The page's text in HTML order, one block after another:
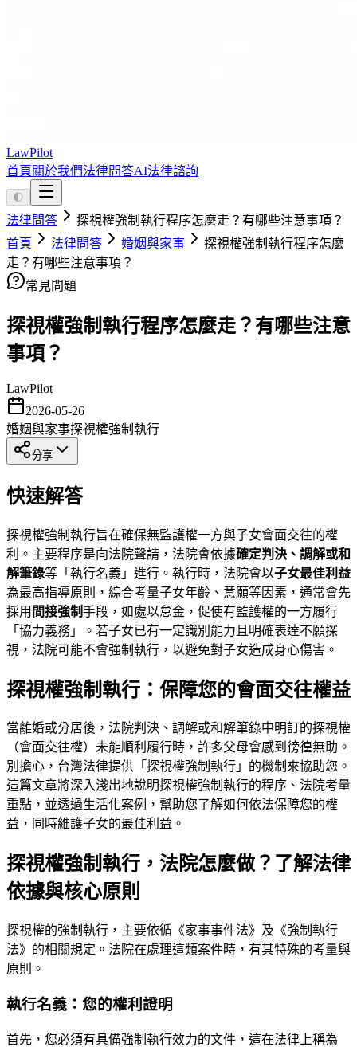
LawPilot
首頁 關於我們法律問答AI法律諮詢
🌓
法律問答
探視權強制執行程序怎麼走？有哪些注意事項？
首頁
法律問答 婚姻與家事
探視權強制執行程序怎麼
走？有哪些注意事項？
常見問題
探視權強制執行程序怎麼走？有哪些注意
事項？
LawPilot
2026-05-26
婚姻與家事探視權強制執行
分享
快速解答
探視權強制執行旨在確保無監護權一方與子女會面交往的權
利。主要程序是向法院聲請，法院會依據確定判決、調解或和
解筆錄等「執行名義」進行。執行時，法院會以子女最佳利益
為最高指導原則，綜合考量子女年齡、意願等因素，通常會先
採用 間接強制手段，如處以怠金，促使有監護權的一方履行
「協力義務」。若子女已有一定識別能力且明確表達不願探
視，法院可能不會強制執行，以避免對子女造成身心傷害。
探視權強制執行：保障您的會面交往權益
當離婚或分居後，法院判決、調解或和解筆錄中明訂的探視權
（會面交往權）未能順利履行時，許多父母會感到徬徨無助。
別擔心，台灣法律提供「探視權強制執行」的機制來協助您。
這篇文章將深入淺出地說明探視權強制執行的程序、法院考量
重點，並透過生活化案例，幫助您了解如何依法保障您的權
益，同時維護子女的最佳利益。
探視權強制執行，法院怎麼做？了解法律
依據與核心原則
探視權的強制執行，主要依循《家事事件法》及《強制執行
法》的相關規定。法院在處理這類案件時，有其特殊的考量與
原則。
執行名義：您的權利證明
首先，您必須有具備強制執行效力的文件，這在法律上稱為